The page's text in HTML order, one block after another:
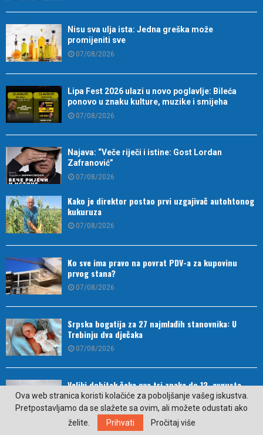
Nisu sva ulja ista: Jedna greška može
promijeniti sve
07/08/2026
Lipa Fest 2026 ulazi u novo poglavlje: Bileća
ponovo u znaku kulture, muzike i smijeha
07/08/2026
Najava: “Veče riječi i istine: Gost Lordan
Zafranović”
07/08/2026
Kako je direktor postao prvi uzgajivač autohtonog
kukuruza
07/08/2026
Ko sve ima pravo na povrat PDV-a za kupovinu
prvog stana?
07/08/2026
Srpska bogatija za 27 najmlađih stanovnika: U
Trebinju dva dječaka
07/08/2026
Veliki dobitak čeka ova tri znaka do 13. avgusta
06/08/2026
Ova web stranica koristi kolačiće za poboljšanje vašeg iskustva.
Pretpostavljamo da se slažete sa ovim, ali možete odustati ako
želite.
Prihvati Pročitaj više